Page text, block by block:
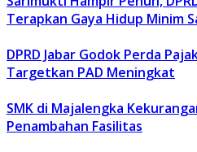
Terapkan Gaya Hidup Minim
DPRD Jabar Godok Perda
Targetkan PAD Meningkat
SMK di Majalengka
Penambahan Fasilitas